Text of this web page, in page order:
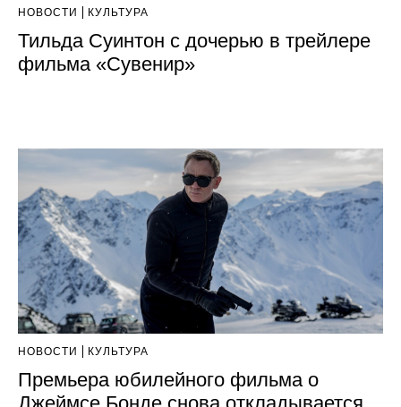
НОВОСТИ КУЛЬТУРА
Тильда Суинтон с дочерью в трейлере
фильма «Сувенир»
НОВОСТИ КУЛЬТУРА
Премьера юбилейного фильма о